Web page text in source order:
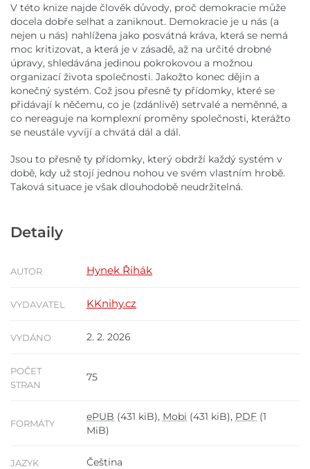
V této knize najde člověk důvody, proč demokracie může
docela dobře selhat a zaniknout. Demokracie je u nás (a
nejen u nás) nahlížena jako posvátná kráva, která se nemá
moc kritizovat, a která je v zásadě, až na určité drobné
úpravy, shledávána jedinou pokrokovou a možnou
organizací života společnosti. Jakožto konec dějin a
konečný systém. Což jsou přesně ty přídomky, které se
přidávají k něčemu, co je (zdánlivě) setrvalé a neměnné, a
co nereaguje na komplexní proměny společnosti, kterážto
se neustále vyvíjí a chvátá dál a dál.
Jsou to přesně ty přídomky, který obdrží každý systém v
době, kdy už stojí jednou nohou ve svém vlastním hrobě.
Taková situace je však dlouhodobě neudržitelná.
Detaily
AUTOR Hynek Řihák
VYDAVATEL KKnihy.cz
VYDÁNO 2. 2. 2026
POČET
STRAN
75
FORMÁTY
ePUB (431 kiB), Mobi (431 kiB), PDF (1
MiB)
JAZYK Čeština